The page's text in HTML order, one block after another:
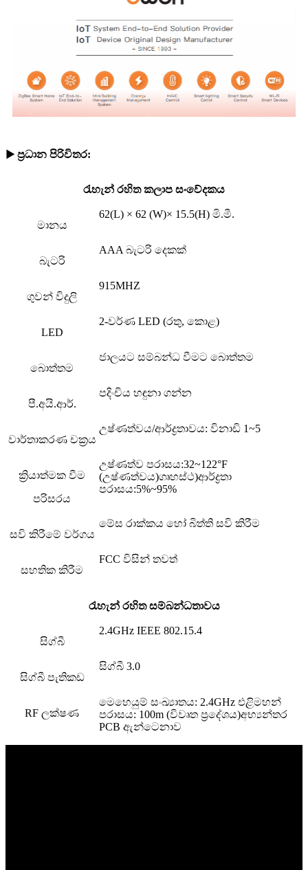
▶ ප්‍රධාන පිරිවිතර:
රැහැන් රහිත කලාප සංවේදකය
මානය
62(L) × 62 (W)× 15.5(H) මි.මී.
බැටරි
AAA බැටරි දෙකක්
ගුවන් විදුලි
915MHZ
LED
2-වර්ණ LED (රතු, කොළ)
බොත්තම
ජාලයට සම්බන්ධ වීමට බොත්තම
පී.අයි.ආර්.
පදිංචිය හඳුනා ගන්න
වාර්තාකරණ චක්‍රය
උෂ්ණත්වය/ආර්ද්‍රතාවය: විනාඩි 1~5
ක්‍රියාත්මක වීම
පරිසරය
උෂ්ණත්ව පරාසය:32~122°F
(උෂ්ණත්වය)ගෘහස්ථ)ආර්ද්‍රතා
පරාසය:5%~95%
සවි කිරීමේ වර්ගය
මේස රාක්කය හෝ බිත්ති සවි කිරීම
සහතික කිරීම
FCC විසින් තවත්
රැහැන් රහිත සම්බන්ධතාවය
සිග්බී
2.4GHz IEEE 802.15.4
සිග්බී පැතිකඩ
සිග්බී 3.0
RF ලක්ෂණ
මෙහෙයුම් සංඛ්‍යාතය: 2.4GHz එළිමහන්
පරාසය: 100m (විවෘත ප්‍රදේශය)අභ්‍යන්තර
PCB ඇන්ටෙනාව